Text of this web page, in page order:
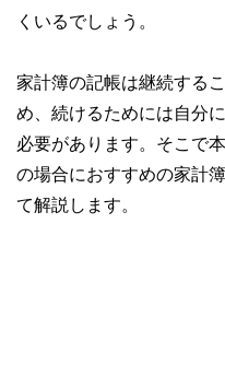
くいるでしょう。
家計簿の記帳は継続する
め、続けるためには自分
必要があります。そこで
の場合におすすめの家計
て解説します。